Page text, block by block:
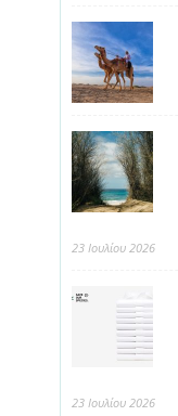
23 Ιουλίου 2026
23 Ιουλίου 2026